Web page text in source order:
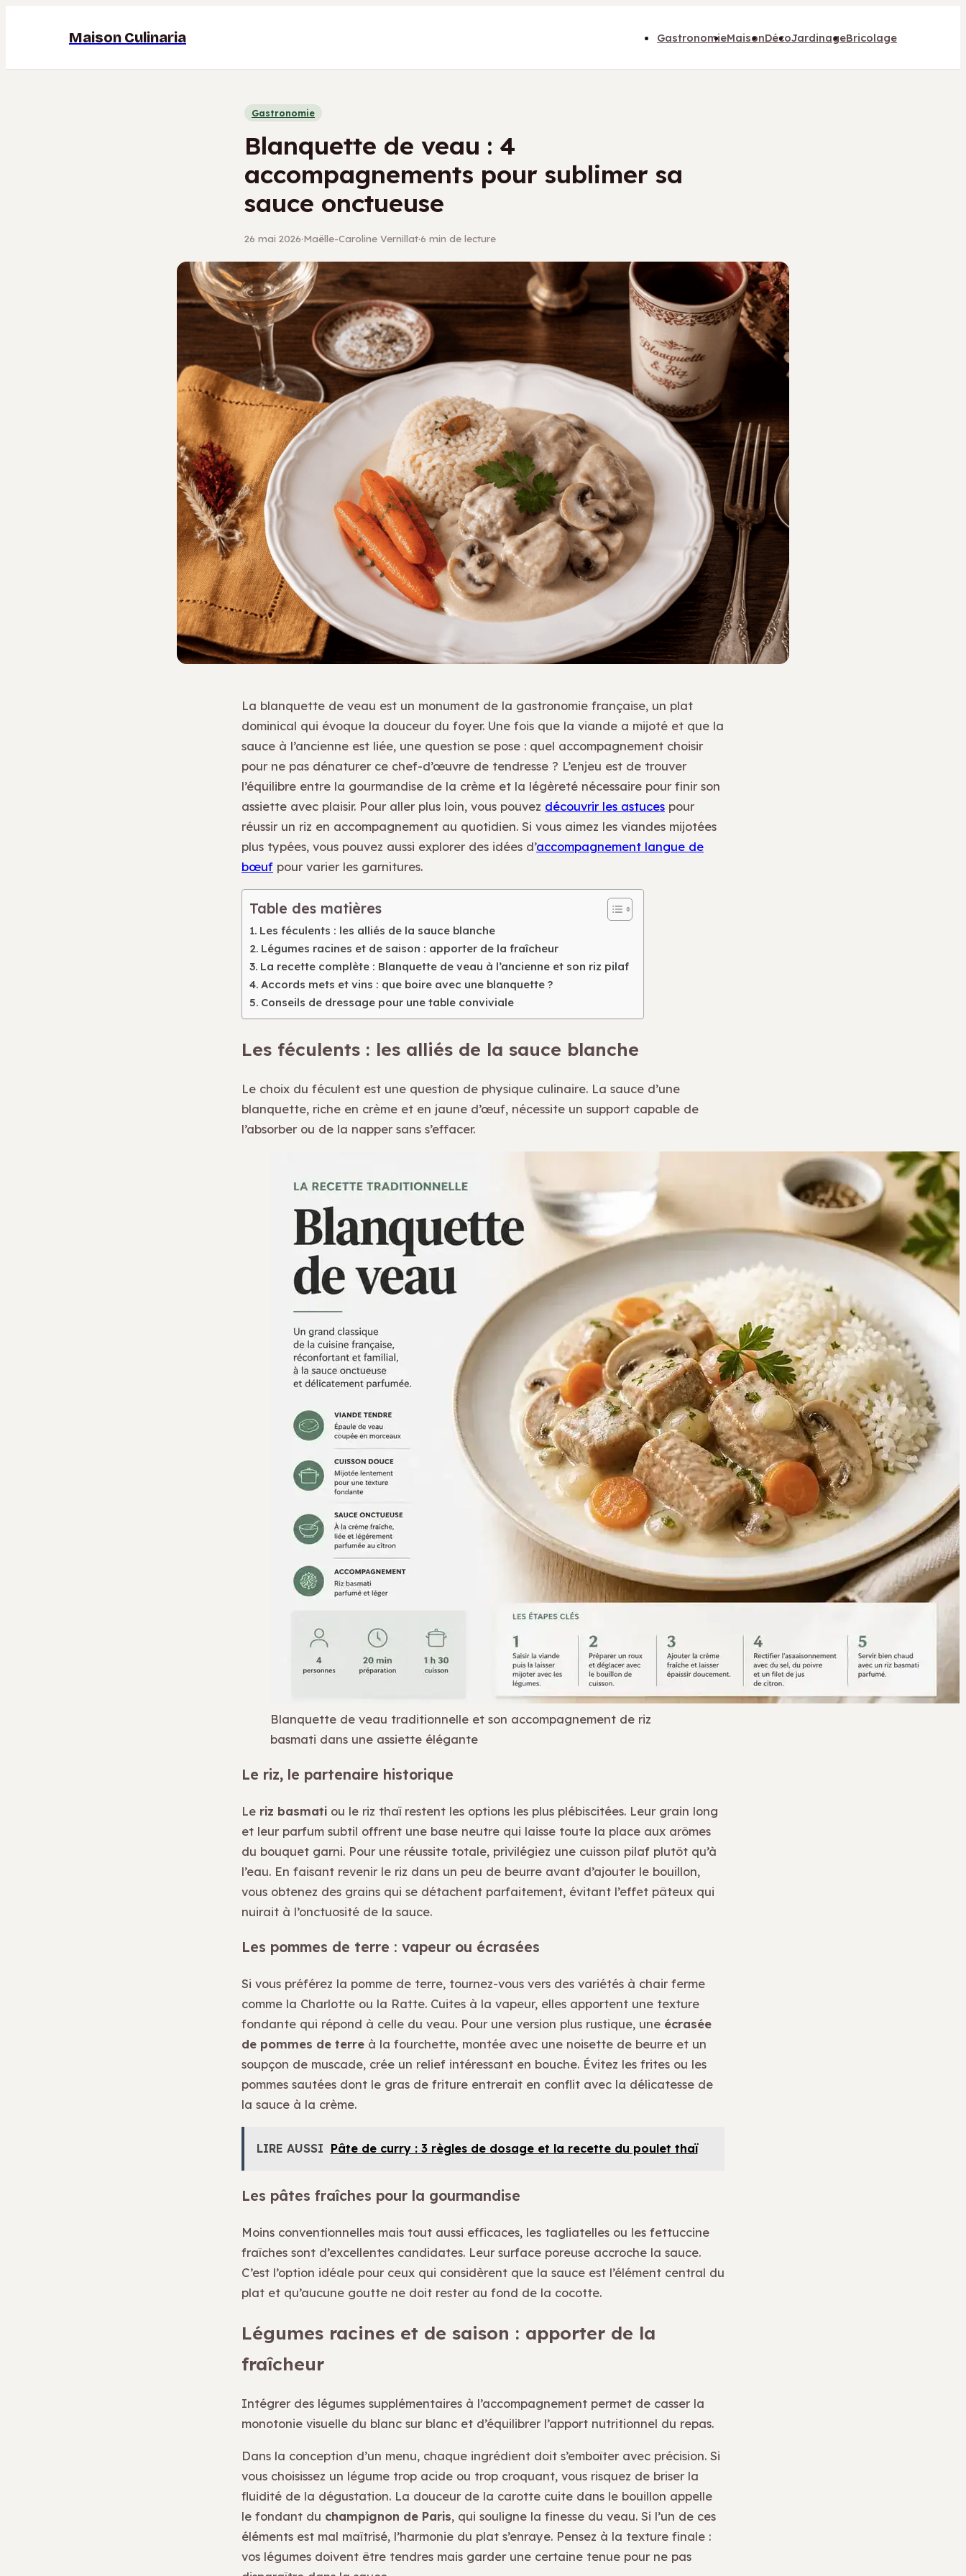
Maison Culinaria GastronomieMaisonDécoJardinageBricolage
Gastronomie
Blanquette de veau : 4
accompagnements pour sublimer sa
sauce onctueuse
26 mai 2026·Maëlle-Caroline Vernillat·6 min de lecture
La blanquette de veau est un monument de la gastronomie française, un plat
dominical qui évoque la douceur du foyer. Une fois que la viande a mijoté et que la
sauce à l’ancienne est liée, une question se pose : quel accompagnement choisir
pour ne pas dénaturer ce chef-d’œuvre de tendresse ? L’enjeu est de trouver
l’équilibre entre la gourmandise de la crème et la légèreté nécessaire pour finir son
assiette avec plaisir. Pour aller plus loin, vous pouvez découvrir les astuces pour
réussir un riz en accompagnement au quotidien. Si vous aimez les viandes mijotées
plus typées, vous pouvez aussi explorer des idées d’accompagnement langue de
bœuf pour varier les garnitures.
Table des matières
Les féculents : les alliés de la sauce blanche
Légumes racines et de saison : apporter de la fraîcheur
La recette complète : Blanquette de veau à l’ancienne et son riz pilaf
Accords mets et vins : que boire avec une blanquette ?
Conseils de dressage pour une table conviviale
Les féculents : les alliés de la sauce blanche
Le choix du féculent est une question de physique culinaire. La sauce d’une
blanquette, riche en crème et en jaune d’œuf, nécessite un support capable de
l’absorber ou de la napper sans s’effacer.
Blanquette de veau traditionnelle et son accompagnement de riz
basmati dans une assiette élégante
Le riz, le partenaire historique
Le riz basmati ou le riz thaï restent les options les plus plébiscitées. Leur grain long
et leur parfum subtil offrent une base neutre qui laisse toute la place aux arômes
du bouquet garni. Pour une réussite totale, privilégiez une cuisson pilaf plutôt qu’à
l’eau. En faisant revenir le riz dans un peu de beurre avant d’ajouter le bouillon,
vous obtenez des grains qui se détachent parfaitement, évitant l’effet pâteux qui
nuirait à l’onctuosité de la sauce.
Les pommes de terre : vapeur ou écrasées
Si vous préférez la pomme de terre, tournez-vous vers des variétés à chair ferme
comme la Charlotte ou la Ratte. Cuites à la vapeur, elles apportent une texture
fondante qui répond à celle du veau. Pour une version plus rustique, une écrasée
de pommes de terre à la fourchette, montée avec une noisette de beurre et un
soupçon de muscade, crée un relief intéressant en bouche. Évitez les frites ou les
pommes sautées dont le gras de friture entrerait en conflit avec la délicatesse de
la sauce à la crème.
LIRE AUSSI Pâte de curry : 3 règles de dosage et la recette du poulet thaï
Les pâtes fraîches pour la gourmandise
Moins conventionnelles mais tout aussi efficaces, les tagliatelles ou les fettuccine
fraîches sont d’excellentes candidates. Leur surface poreuse accroche la sauce.
C’est l’option idéale pour ceux qui considèrent que la sauce est l’élément central du
plat et qu’aucune goutte ne doit rester au fond de la cocotte.
Légumes racines et de saison : apporter de la
fraîcheur
Intégrer des légumes supplémentaires à l’accompagnement permet de casser la
monotonie visuelle du blanc sur blanc et d’équilibrer l’apport nutritionnel du repas.
Dans la conception d’un menu, chaque ingrédient doit s’emboîter avec précision. Si
vous choisissez un légume trop acide ou trop croquant, vous risquez de briser la
fluidité de la dégustation. La douceur de la carotte cuite dans le bouillon appelle
le fondant du champignon de Paris, qui souligne la finesse du veau. Si l’un de ces
éléments est mal maîtrisé, l’harmonie du plat s’enraye. Pensez à la texture finale :
vos légumes doivent être tendres mais garder une certaine tenue pour ne pas